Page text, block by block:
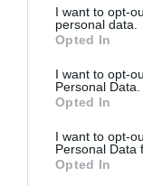
not limited to your
grant or deny
use your data for
consent section.
I want to opt-
personal data.
Opted In
I want to opt-
Personal Data.
Opted In
I want to opt-
Personal Data
Opted In
tuntee